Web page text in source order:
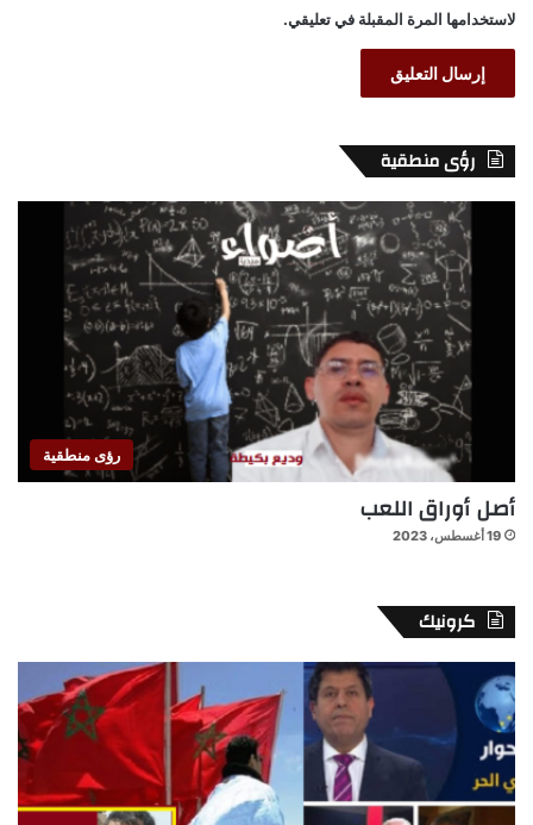
لاستخدامها المرة المقبلة في تعليقي.
رؤى منطقية
رؤى منطقية
أصل أوراق اللعب
19 أغسطس، 2023
كرونيك